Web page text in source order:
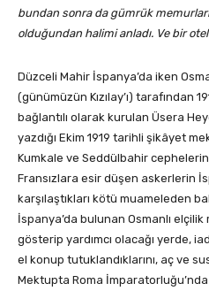
bundan sonra da gümrük
olduğundan halimi anladı. Ve bir
Düzceli Mahir İspanya’da iken
(günümüzün Kızılay’ı) tarafından
bağlantılı olarak kurulan Üsera
yazdığı Ekim 1919 tarihli şikâyet
Kumkale ve Seddülbahir
Fransızlara esir düşen askerlerin
karşılaştıkları kötü muameleden
İspanya’da bulunan Osmanlı elçilik
gösterip yardımcı olacağı yerde,
el konup tutuklandıklarını, aç ve
Mektupta Roma